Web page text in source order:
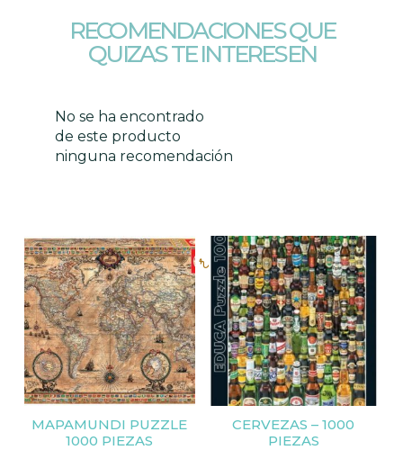
RECOMENDACIONES QUE
QUIZAS TE INTERESEN
No se ha encontrado
de este producto
ninguna recomendación
Productos relacionados
MAPAMUNDI PUZZLE
1000 PIEZAS
CERVEZAS – 1000
PIEZAS